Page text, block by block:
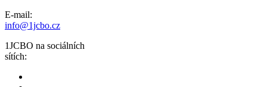
E-mail:
info@1jcbo.cz
1JCBO na sociálních
sítích: